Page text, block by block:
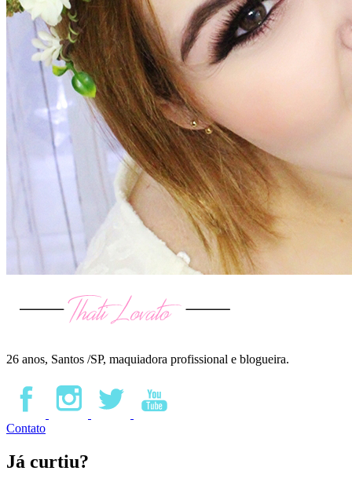
26 anos, Santos /SP, maquiadora profissional e blogueira.
Contato
Já curtiu?